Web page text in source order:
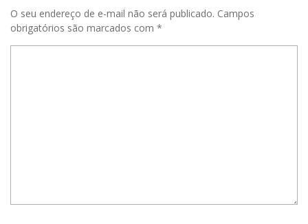
O seu endereço de e-mail não será publicado. Campos
obrigatórios são marcados com *